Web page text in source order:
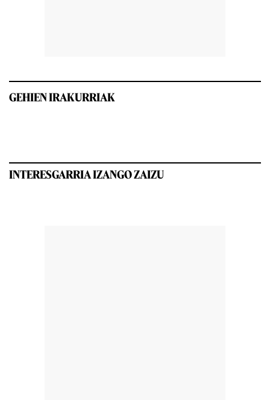
GEHIEN IRAKURRIAK
INTERESGARRIA IZANGO ZAIZU